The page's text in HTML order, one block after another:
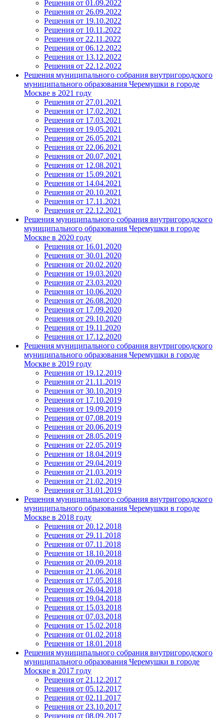
Решения от 01.09.2022
Решения от 26.09.2022
Решения от 19.10.2022
Решения от 10.11.2022
Решения от 22.11.2022
Решения от 06.12.2022
Решения от 13.12.2022
Решения от 22.12.2022
Решения муниципального собрания внутригородского
муниципального образования Черемушки в городе
Москве в 2021 году
Решения от 27.01.2021
Решения от 17.02.2021
Решения от 17.03.2021
Решения от 19.05.2021
Решения от 26.05.2021
Решения от 22.06.2021
Решения от 20.07.2021
Решения от 12.08.2021
Решения от 15.09.2021
Решения от 14.04.2021
Решения от 20.10.2021
Решения от 17.11.2021
Решения от 22.12.2021
Решения муниципального собрания внутригородского
муниципального образования Черемушки в городе
Москве в 2020 году
Решения от 16.01.2020
Решения от 30.01.2020
Решения от 20.02.2020
Решения от 19.03.2020
Решения от 23.03.2020
Решения от 10.06.2020
Решения от 26.08.2020
Решения от 17.09.2020
Решения от 29.10.2020
Решения от 19.11.2020
Решения от 17.12.2020
Решения муниципального собрания внутригородского
муниципального образования Черемушки в городе
Москве в 2019 году
Решения от 19.12.2019
Решения от 21.11.2019
Решения от 30.10.2019
Решения от 17.10.2019
Решения от 19.09.2019
Решения от 07.08.2019
Решения от 20.06.2019
Решения от 28.05.2019
Решения от 22.05.2019
Решения от 18.04.2019
Решения от 29.04.2019
Решения от 21.03.2019
Решения от 21.02.2019
Решения от 31.01.2019
Решения муниципального собрания внутригородского
муниципального образования Черемушки в городе
Москве в 2018 году
Решения от 20.12.2018
Решения от 29.11.2018
Решения от 07.11.2018
Решения от 18.10.2018
Решения от 20.09.2018
Решения от 21.06.2018
Решения от 17.05.2018
Решения от 26.04.2018
Решения от 19.04.2018
Решения от 15.03.2018
Решения от 07.03.2018
Решения от 15.02.2018
Решения от 01.02.2018
Решения от 18.01.2018
Решения муниципального собрания внутригородского
муниципального образования Черемушки в городе
Москве в 2017 году
Решения от 21.12.2017
Решения от 05.12.2017
Решения от 02.11.2017
Решения от 23.10.2017
Решения от 08.09.2017